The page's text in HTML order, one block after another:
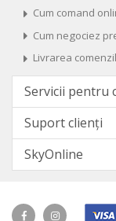
Cum comand
Cum negociez
Livrarea
Servicii pentru
Suport clienți
SkyOnline